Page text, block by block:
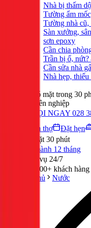
Nhà bị thấm
Tường ẩm
Tường nhà cũ,
Sàn xưởng,
sơn epoxy
Cần chia
Trần bị ố, nứt?
Cần sửa nhà
Nhà hẹp, thiếu
Có mặt trong 30
chuyên nghiệp
GỌI NGAY 028
Tuyển thợ
Đặt hẹn
Có mặt 30 phút
Bảo hành 12 tháng
Phục vụ 24/7
300,000+ khách
Trang chủ
Nước